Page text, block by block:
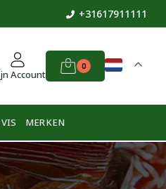
+31617911111
Account
0
MERKEN